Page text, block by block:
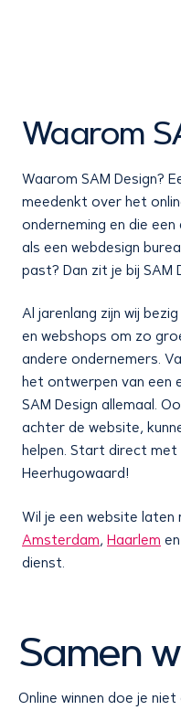
Waarom
Waarom SAM Design?
meedenkt over het
onderneming en die
als een webdesign
past? Dan zit je bij SAM
Al jarenlang zijn wij
en webshops om zo
andere ondernemers.
het ontwerpen van een
SAM Design allemaal.
achter de website,
helpen. Start direct met
Heerhugowaard!
Wil je een website laten
Amsterdam, Haarlem en
dienst.
Samen
Online winnen doe je